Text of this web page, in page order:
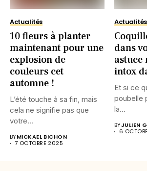
Actualités
10 fleurs à planter
maintenant pour une
explosion de
couleurs cet
automne !
L’été touche à sa fin, mais
cela ne signifie pas que
votre...
BYMICKAEL BICHON
7 OCTOBRE 2025
Actualités
dans
astuce
intox
Et si ce
poubelle
la...
BYJULIEN
6